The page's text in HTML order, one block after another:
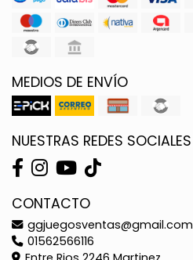
MEDIOS DE ENVÍO
NUESTRAS REDES SOCIALES
CONTACTO
ggjuegosventas@gmail.com
01562566116